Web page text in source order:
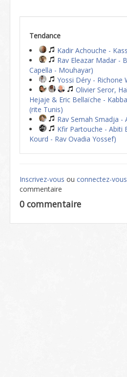
Tendance
Kadir Achouche -
Rav Eleazar Madar -
Capella - Mouhayar)
Yossi Déry - Richone
Olivier Seror,
Hejaje & Eric Bellaïche -
(rite Tunis)
Rav Semah Smadja -
Kfir Partouche - Abiti
Kourd - Rav Ovadia Yossef)
Inscrivez-vous ou connectez-vous
commentaire
0 commentaire